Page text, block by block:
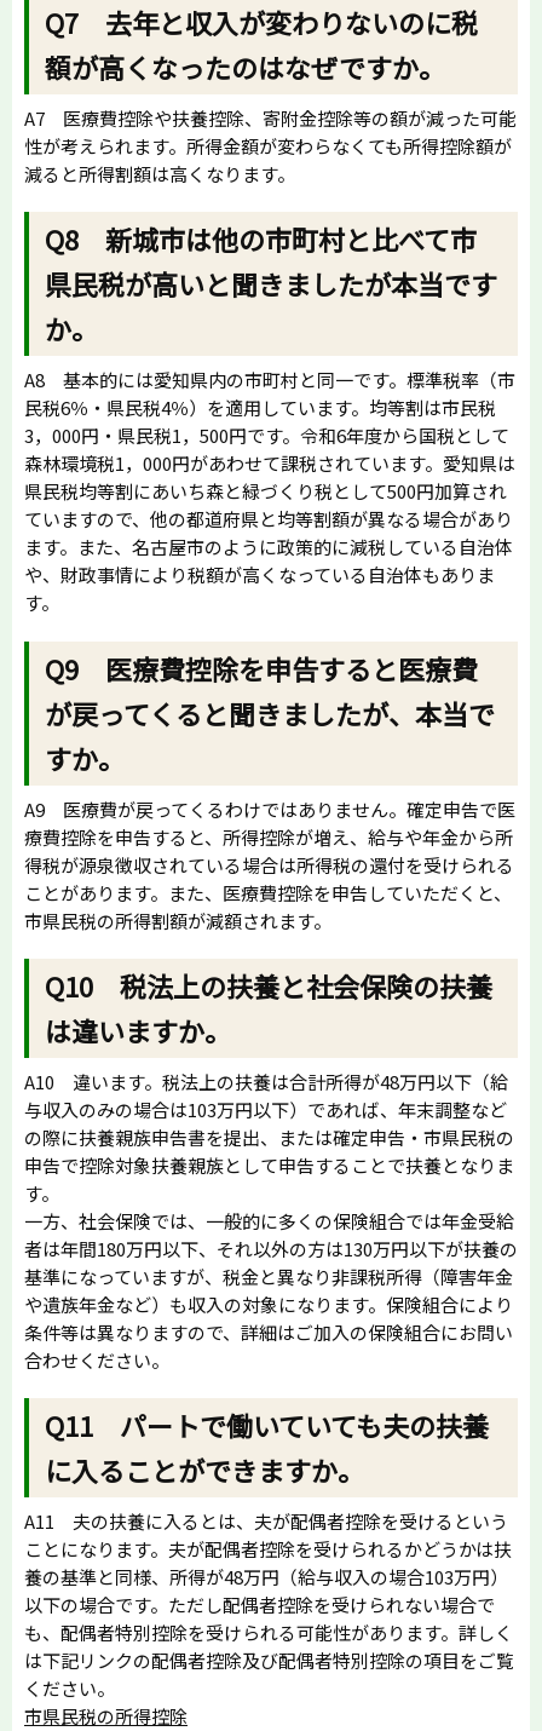
Q7 去年と収入が変わりないのに税
額が高くなったのはなぜですか。
A7 医療費控除や扶養控除、寄附金控除等の額が減った可能
性が考えられます。所得金額が変わらなくても所得控除額が
減ると所得割額は高くなります。
Q8 新城市は他の市町村と比べて市
県民税が高いと聞きましたが本当です
か。
A8 基本的には愛知県内の市町村と同一です。標準税率（市
民税6％・県民税4％）を適用しています。均等割は市民税
3，000円・県民税1，500円です。令和6年度から国税として
森林環境税1，000円があわせて課税されています。愛知県は
県民税均等割にあいち森と緑づくり税として500円加算され
ていますので、他の都道府県と均等割額が異なる場合があり
ます。また、名古屋市のように政策的に減税している自治体
や、財政事情により税額が高くなっている自治体もありま
す。
Q9 医療費控除を申告すると医療費
が戻ってくると聞きましたが、本当で
すか。
A9 医療費が戻ってくるわけではありません。確定申告で医
療費控除を申告すると、所得控除が増え、給与や年金から所
得税が源泉徴収されている場合は所得税の還付を受けられる
ことがあります。また、医療費控除を申告していただくと、
市県民税の所得割額が減額されます。
Q10 税法上の扶養と社会保険の扶養
は違いますか。
A10 違います。税法上の扶養は合計所得が48万円以下（給
与収入のみの場合は103万円以下）であれば、年末調整など
の際に扶養親族申告書を提出、または確定申告・市県民税の
申告で控除対象扶養親族として申告することで扶養となりま
す。
一方、社会保険では、一般的に多くの保険組合では年金受給
者は年間180万円以下、それ以外の方は130万円以下が扶養の
基準になっていますが、税金と異なり非課税所得（障害年金
や遺族年金など）も収入の対象になります。保険組合により
条件等は異なりますので、詳細はご加入の保険組合にお問い
合わせください。
Q11 パートで働いていても夫の扶養
に入ることができますか。
A11 夫の扶養に入るとは、夫が配偶者控除を受けるという
ことになります。夫が配偶者控除を受けられるかどうかは扶
養の基準と同様、所得が48万円（給与収入の場合103万円）
以下の場合です。ただし配偶者控除を受けられない場合で
も、配偶者特別控除を受けられる可能性があります。詳しく
は下記リンクの配偶者控除及び配偶者特別控除の項目をご覧
ください。
市県民税の所得控除